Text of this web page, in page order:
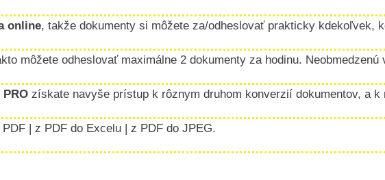
online, takže dokumenty si môžete za/odheslovať prakticky kdekoľvek,
môžete odheslovať maximálne 2 dokumenty za hodinu.
získate navyše prístup k rôznym druhom konverzií dokumentov, a k
| z PDF do Excelu | z PDF do JPEG.